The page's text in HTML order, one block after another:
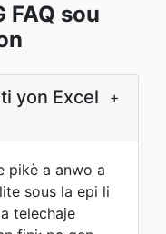
FAQ sou
yon Excel
+
pikè a anwo a
sous la epi li
telechaje